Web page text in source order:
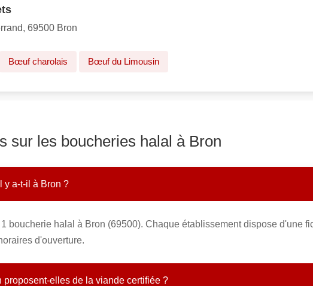
69500 Bron
Bœuf charolais Bœuf du Limousin
sur les boucheries halal à Bron
y a-t-il à Bron ?
boucherie halal à Bron (69500). Chaque établissement dispose d'une
d'ouverture.
proposent-elles de la viande certifiée ?